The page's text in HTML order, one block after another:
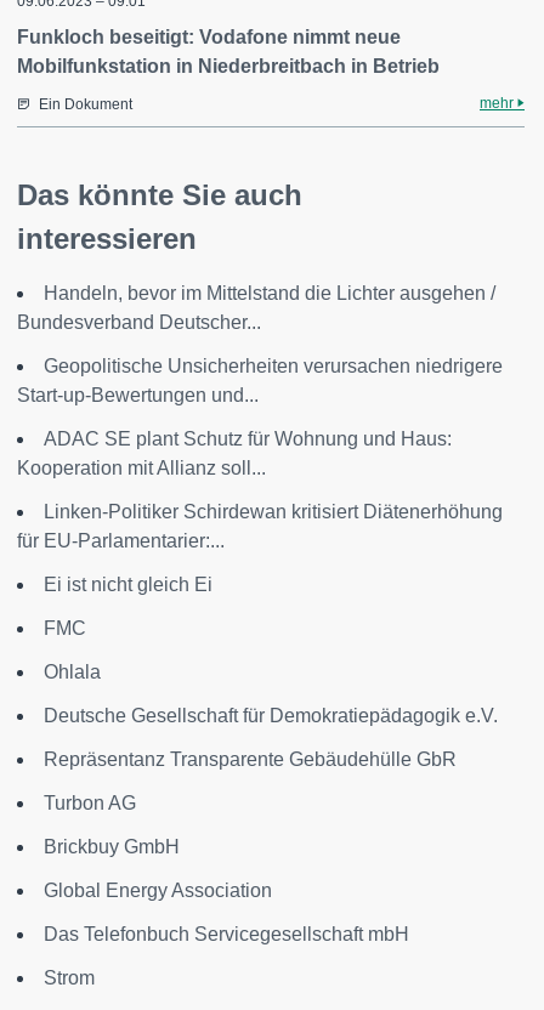
Funkloch beseitigt: Vodafone nimmt neue
Mobilfunkstation in Niederbreitbach in Betrieb
Ein Dokument mehr
Das könnte Sie auch
interessieren
Handeln, bevor im Mittelstand die Lichter ausgehen /
Bundesverband Deutscher...
Geopolitische Unsicherheiten verursachen niedrigere
Start-up-Bewertungen und...
ADAC SE plant Schutz für Wohnung und Haus:
Kooperation mit Allianz soll...
Linken-Politiker Schirdewan kritisiert Diätenerhöhung
für EU-Parlamentarier:...
Ei ist nicht gleich Ei
FMC
Ohlala
Deutsche Gesellschaft für Demokratiepädagogik e.V.
Repräsentanz Transparente Gebäudehülle GbR
Turbon AG
Brickbuy GmbH
Global Energy Association
Das Telefonbuch Servicegesellschaft mbH
Strom